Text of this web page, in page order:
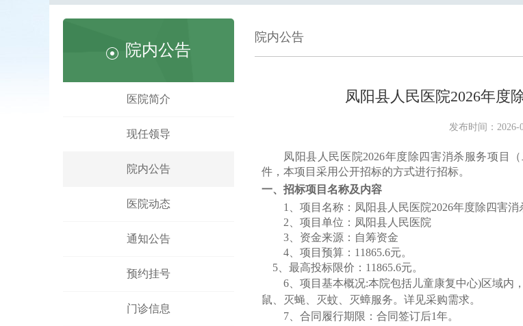
凤阳县人民医院索诺声便携超声维修采购询价公告
凤阳县武店镇中心卫生院口腔CT采购项目招标公告
凤阳县人民医院体医融合设备一批采购项目 中标公示
凤阳县人民医院骨科手术床采购项目中标公示
凤阳县人民医院医用液氧采购项目（二次）招标公告
院内公告
医院简介
现任领导
院内公告
医院动态
通知公告
预约挂号
门诊信息
院内公告
凤阳县人民医院2026年度
发布时间：
凤阳县人民医院2026年度除四害消杀服务项目
件，本项目采用公开招标的方式进行招标。
一、招标项目名称及内容
1
、项目名称： 凤阳县人民医院2026年度除四害消
2 、项目单位： 凤阳县人民医院
3 、资金来源 ：自筹资金
4
项目预算 ： 11865.6元。
5、最高投标限价：11865.6元。
6 、项目基本概况:本院包括儿童康复中心)区域内
鼠、灭蝇、灭蚊、灭蟑服务。详见采购需求。
7、合同履行期限：合同签订后1年。